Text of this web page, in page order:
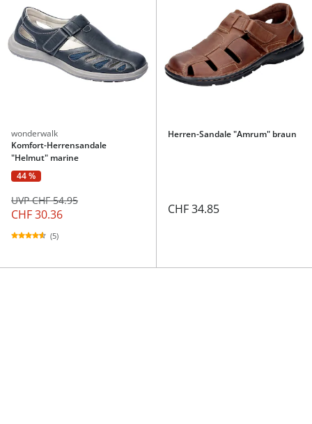
wonderwalk
Komfort-Herrensandale
"Helmut" marine
44 %
CHF 30.36
UVP CHF 54.95
(5)
Herren-Sandale "Amrum" braun
CHF 34.85